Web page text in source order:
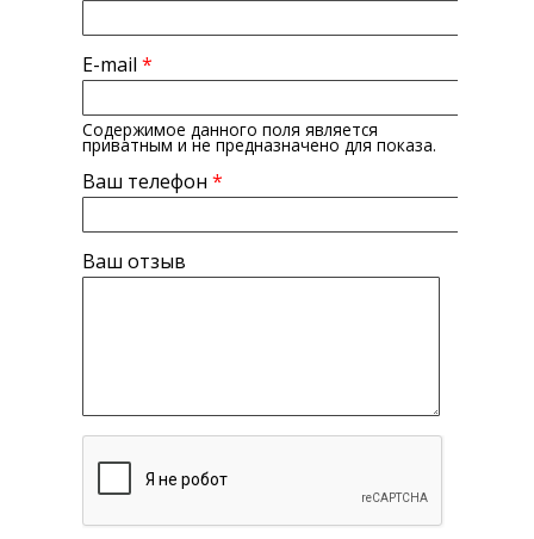
E-mail *
Содержимое данного поля является
приватным и не предназначено для показа.
Ваш телефон *
Ваш отзыв